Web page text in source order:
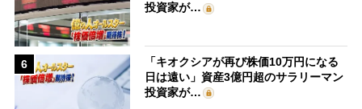
投資家が…
6
「キオクシアが再び株価10万円になる
日は遠い」資産3億円超のサラリーマン
投資家が…